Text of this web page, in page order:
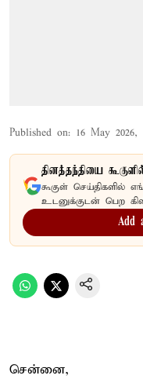
Published on: 16 May 2026,
தினத்தந்தியை
கூகுள் செய்திகளில்
உடனுக்குடன் பெற
Add
சென்னை,